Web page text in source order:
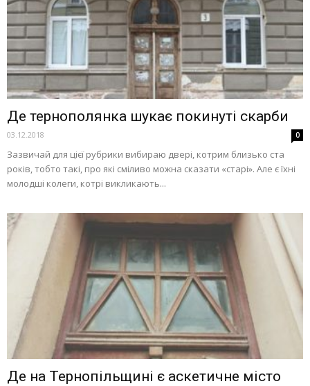
Де тернополянка шукає покинуті скарби
03.12.2018 0
Зазвичай для цієї рубрики вибираю двері, котрим близько ста
років, тобто такі, про які сміливо можна сказати «старі». Але є їхні
молодші колеги, котрі викликають...
Де на Тернопільщині є аскетичне місто